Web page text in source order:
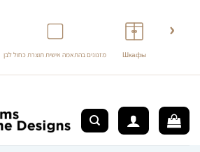
‹
Шкафы מזנונים בהתאמה אישית תוצרת כחול לבן